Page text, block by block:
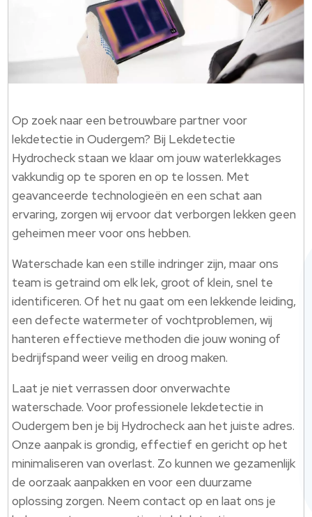
Op zoek naar een betrouwbare partner voor
lekdetectie in Oudergem? Bij Lekdetectie
Hydrocheck staan we klaar om jouw waterlekkages
vakkundig op te sporen en op te lossen. Met
geavanceerde technologieën en een schat aan
ervaring, zorgen wij ervoor dat verborgen lekken geen
geheimen meer voor ons hebben.
Waterschade kan een stille indringer zijn, maar ons
team is getraind om elk lek, groot of klein, snel te
identificeren. Of het nu gaat om een lekkende leiding,
een defecte watermeter of vochtproblemen, wij
hanteren effectieve methoden die jouw woning of
bedrijfspand weer veilig en droog maken.
Laat je niet verrassen door onverwachte
waterschade. Voor professionele lekdetectie in
Oudergem ben je bij Hydrocheck aan het juiste adres.
Onze aanpak is grondig, effectief en gericht op het
minimaliseren van overlast. Zo kunnen we gezamenlijk
de oorzaak aanpakken en voor een duurzame
oplossing zorgen. Neem contact op en laat ons je